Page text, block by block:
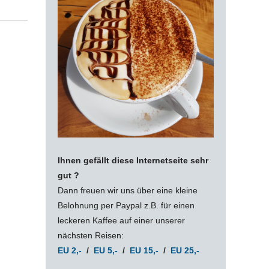
Ihnen gefällt diese Internetseite sehr
gut ?
Dann freuen wir uns über eine kleine
Belohnung per Paypal z.B. für einen
leckeren Kaffee auf einer unserer
nächsten Reisen:
EU 2,- / EU 5,- / EU 15,- / EU 25,-